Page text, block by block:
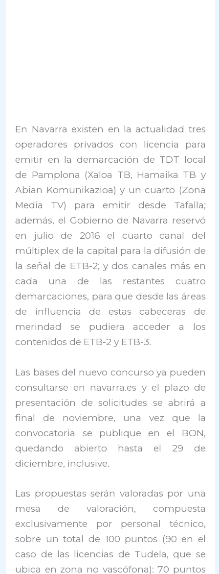
En Navarra existen en la actualidad tres
operadores privados con licencia para
emitir en la demarcación de TDT local
de Pamplona (Xaloa TB, Hamaika TB y
Abian Komunikazioa) y un cuarto (Zona
Media TV) para emitir desde Tafalla;
además, el Gobierno de Navarra reservó
en julio de 2016 el cuarto canal del
múltiplex de la capital para la difusión de
la señal de ETB-2; y dos canales más en
cada una de las restantes cuatro
demarcaciones, para que desde las áreas
de influencia de estas cabeceras de
merindad se pudiera acceder a los
contenidos de ETB-2 y ETB-3.
Las bases del nuevo concurso ya pueden
consultarse en navarra.es y el plazo de
presentación de solicitudes se abrirá a
final de noviembre, una vez que la
convocatoria se publique en el BON,
quedando abierto hasta el 29 de
diciembre, inclusive.
Las propuestas serán valoradas por una
mesa de valoración, compuesta
exclusivamente por personal técnico,
sobre un total de 100 puntos (90 en el
caso de las licencias de Tudela, que se
ubica en zona no vascófona): 70 puntos